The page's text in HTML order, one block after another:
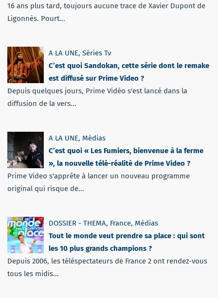
16 ans plus tard, toujours aucune trace de Xavier Dupont de
Ligonnès. Pourt...
A LA UNE, Séries Tv
C’est quoi Sandokan, cette série dont le remake
est diffusé sur Prime Video ?
Depuis quelques jours, Prime Vidéo s'est lancé dans la
diffusion de la vers...
A LA UNE, Médias
C’est quoi « Les Fumiers, bienvenue à la ferme
», la nouvelle télé-réalité de Prime Video ?
Prime Video s'apprête à lancer un nouveau programme
original qui risque de...
DOSSIER - THEMA, France, Médias
Tout le monde veut prendre sa place : qui sont
les 10 plus grands champions ?
Depuis 2006, les téléspectateurs de France 2 ont rendez-vous
tous les midis...